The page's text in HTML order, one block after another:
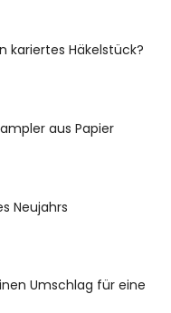
kariertes Häkelstück?
aus Papier
Neujahrs
Umschlag für eine